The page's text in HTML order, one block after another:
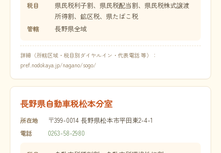
税目
県民税利子割、県民税配当割、県民税株式譲渡
所得割、鉱区税、県たばこ税
管轄 長野県全域
詳細（所轄区域・税目別ダイヤルイン・代表電話 等）：
pref.nodokaya.jp/nagano/sogo/
長野県自動車税松本分室
所在地 〒399-0014 長野県松本市平田東2-4-1
電話 0263-58-2980